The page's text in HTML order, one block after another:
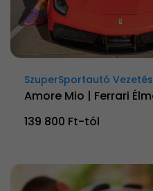
SzuperSportautó Vezetés
Amore Mio | Ferrari
139 800 Ft-tól